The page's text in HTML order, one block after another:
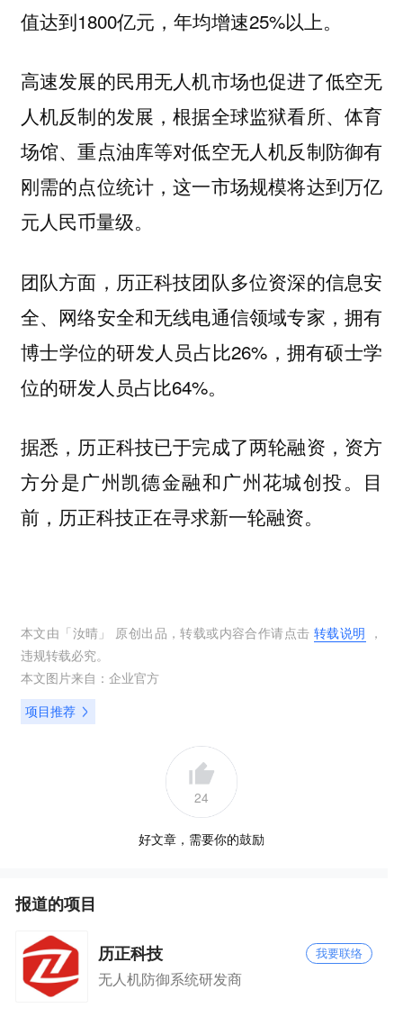
值达到1800亿元，年均增速25%以上。
高速发展的民用无人机市场也促进了低空无
人机反制的发展，根据全球监狱看所、体育
场馆、重点油库等对低空无人机反制防御有
刚需的点位统计，这一市场规模将达到万亿
元人民币量级。
团队方面，历正科技团队多位资深的信息安
全、网络安全和无线电通信领域专家，拥有
博士学位的研发人员占比26%，拥有硕士学
位的研发人员占比64%。
据悉，历正科技已于完成了两轮融资，资方
方分是广州凯德金融和广州花城创投。目
前，历正科技正在寻求新一轮融资。
本文由「汝晴 」 原创出品，转载或内容合作请点击 转载说明 ，
违规转载必究。
本文图片来自： 企业官方
项目推荐
24
好文章，需要你的鼓励
报道的项目
历正科技 我要联络
无人机防御系统研发商